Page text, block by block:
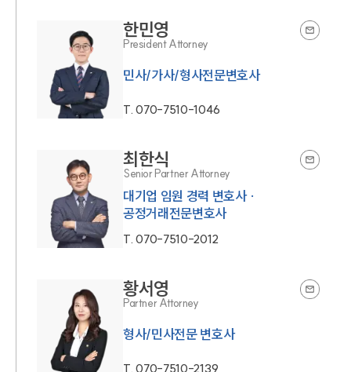
한민영
President Attorney
민사/가사/형사전문변호사
T.070-7510-1046
최한식
Senior Partner Attorney
대기업 임원 경력 변호사 ·
공정거래전문변호사
T.070-7510-2012
황서영
Partner Attorney
형사/민사전문 변호사
T.070-7510-2139